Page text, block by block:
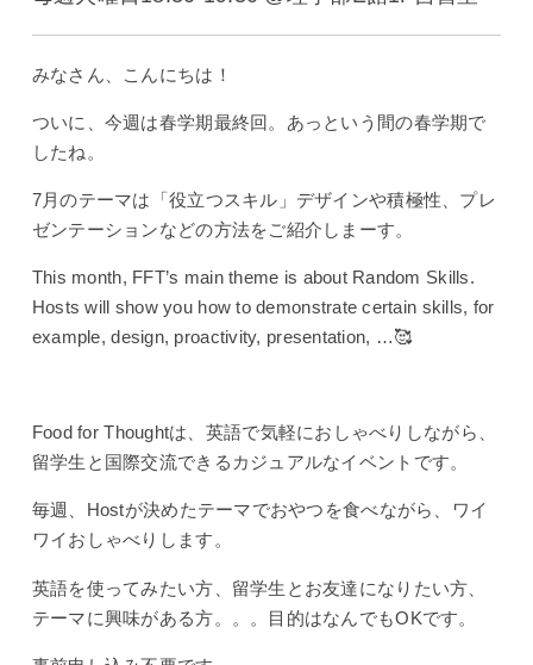
みなさん、こんにちは！
ついに、今週は春学期最終回。あっという間の春学期で
したね。
7月のテーマは「役立つスキル」デザインや積極性、プレ
ゼンテーションなどの方法をご紹介しまーす。
This month, FFT’s main theme is about Random Skills.
Hosts will show you how to demonstrate certain skills, for
example, design, proactivity, presentation, …🥰
Food for Thoughtは、英語で気軽におしゃべりしながら、
留学生と国際交流できるカジュアルなイベントです。
毎週、Hostが決めたテーマでおやつを食べながら、ワイ
ワイおしゃべりします。
英語を使ってみたい方、留学生とお友達になりたい方、
テーマに興味がある方。。。目的はなんでもOKです。